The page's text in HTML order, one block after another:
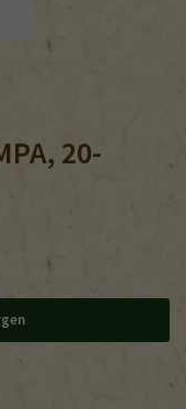
20-